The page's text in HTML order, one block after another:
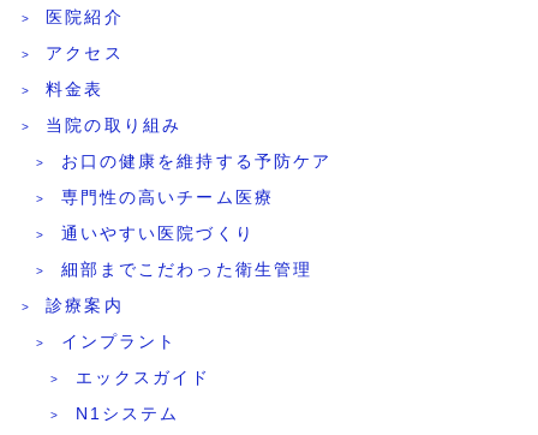
医院紹介
アクセス
料金表
当院の取り組み
お口の健康を維持する予防ケア
専門性の高いチーム医療
通いやすい医院づくり
細部までこだわった衛生管理
診療案内
インプラント
エックスガイド
N1システム